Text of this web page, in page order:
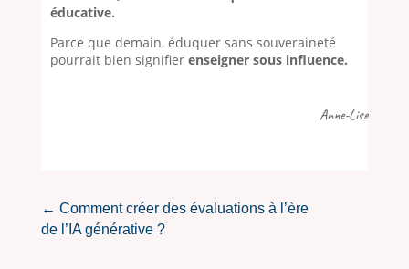
éducative.
Parce que demain, éduquer sans souveraineté
pourrait bien signifier enseigner sous influence.
Anne-Lise
← Comment créer des évaluations à l’ère
de l’IA générative ?